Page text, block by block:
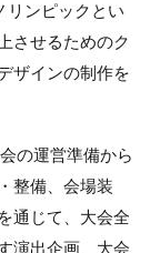
リンピックとい
させるためのク
ザインの制作を
の運営準備から
整備、会場装
通じて、大会全
演出企画、大会